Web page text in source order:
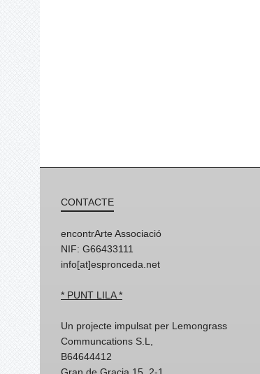
CONTACTE
encontrArte Associació
NIF: G66433111
info[at]espronceda.net
* PUNT LILA *
Un projecte impulsat per Lemongrass
Communcations S.L,
B64644412
Gran de Gracia 15, 2-1